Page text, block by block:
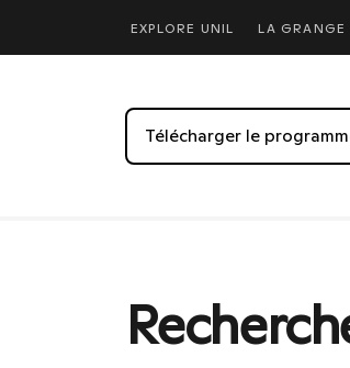
EXPLORE UNIL LA GRANGE
Télécharger le